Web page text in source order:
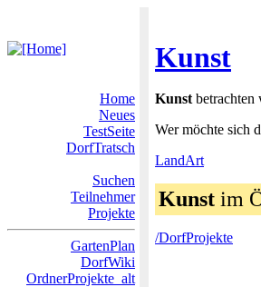
Kunst
Home
Neues
TestSeite
DorfTratsch
Suchen
Teilnehmer
Projekte
GartenPlan
DorfWiki
OrdnerProjekte_alt
Kunst
Wer möchte sich
LandArt
Kunst im
/DorfProjekte